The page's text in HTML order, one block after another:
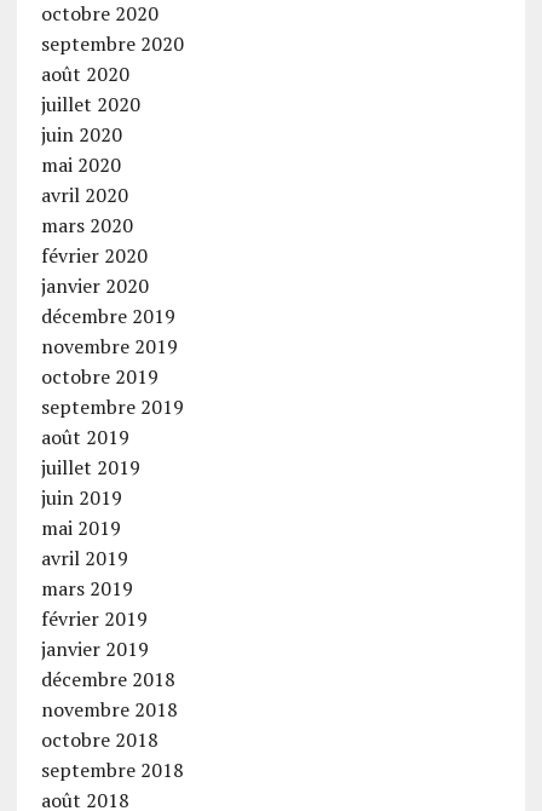
octobre 2020
septembre 2020
août 2020
juillet 2020
juin 2020
mai 2020
avril 2020
mars 2020
février 2020
janvier 2020
décembre 2019
novembre 2019
octobre 2019
septembre 2019
août 2019
juillet 2019
juin 2019
mai 2019
avril 2019
mars 2019
février 2019
janvier 2019
décembre 2018
novembre 2018
octobre 2018
septembre 2018
août 2018